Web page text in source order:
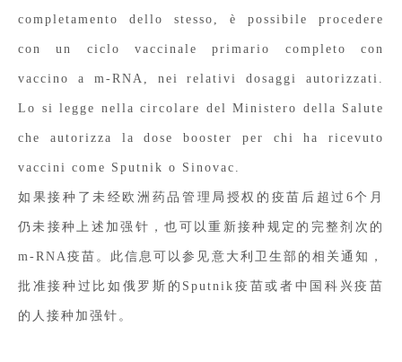
completamento dello stesso, è possibile procedere
con un ciclo vaccinale primario completo con
vaccino a m-RNA, nei relativi dosaggi autorizzati.
Lo si legge nella circolare del Ministero della Salute
che autorizza la dose booster per chi ha ricevuto
vaccini come Sputnik o Sinovac.
如果接种了未经欧洲药品管理局授权的疫苗后超过6个月
仍未接种上述加强针，也可以重新接种规定的完整剂次的
m-RNA疫苗。 此信息可以参见意大利卫生部的相关通知，
批准接种过比如俄罗斯的Sputnik疫苗或者中国科兴疫苗
的人接种加强针。